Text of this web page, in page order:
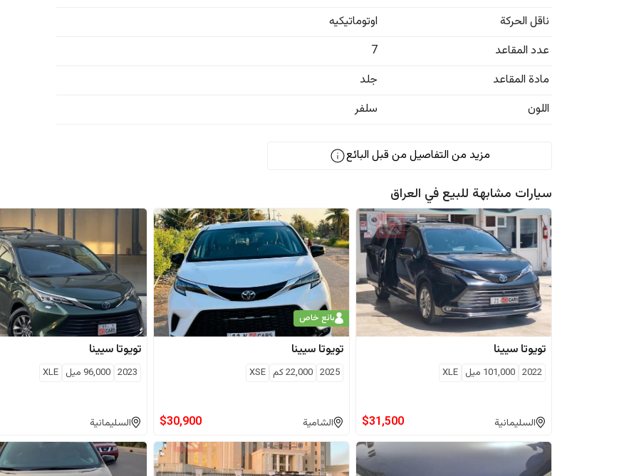
ناقل الحركة
اوتوماتيكيه
عدد المقاعد
7
مادة المقاعد
جلد
اللون
سلفر
مزيد من التفاصيل من قبل البائع
سيارات مشابهة للبيع في العراق
تويوتا سيينا
2022
101,000 ميل XLE
السليمانية $31,500
بائع خاص
تويوتا سيينا
2025
22,000كم XSE
الشامية $30,900
تويوتا سيينا
2023
96,000 ميل XLE
السليمانية